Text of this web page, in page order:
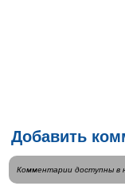
Добавить
Комментарии доступны в